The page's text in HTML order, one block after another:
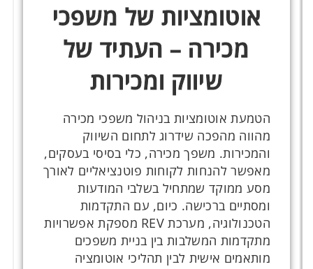
אוטומציות של משפכי
מכירה – העתיד של
שיווק ומכירות
הטמעת אוטומציות בניהול משפכי מכירה
מהווה מהפכה שידרוג לתחום השיווק
והמכירות. משפך מכירה, כלי בסיסי בעסקים,
מאפשר להנחות לקוחות פוטנציאליים לאורך
מסע ממוקד שמתחיל בשלבי המודעות
ומסתיים ברכישה. כיום, עם התקדמות
הטכנולוגיה, מערכת REV מספקת אפשרויות
מתקדמות המשלבות בין בניית משפכים
מותאמים אישית לבין תהליכי אוטומציה